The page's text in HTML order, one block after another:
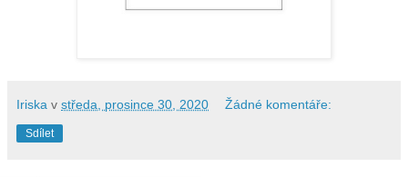
Iriska v středa, prosince 30, 2020 Žádné komentáře:
Sdílet